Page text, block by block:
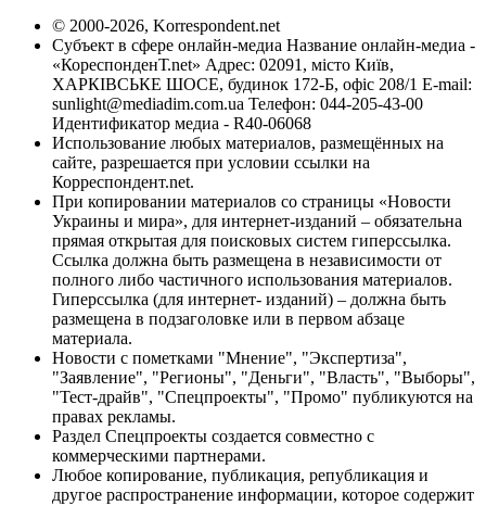
© 2000-2026, Korrespondent.net
Субъект в сфере онлайн-медиа Название онлайн-медиа -
«КореспонденТ.net» Адрес: 02091, місто Київ,
ХАРКІВСЬКЕ ШОСЕ, будинок 172-Б, офіс 208/1 E-mail:
sunlight@mediadim.com.ua Телефон: 044-205-43-00
Идентификатор медиа - R40-06068
Использование любых материалов, размещённых на
сайте, разрешается при условии ссылки на
Корреспондент.net.
При копировании материалов со страницы «Новости
Украины и мира», для интернет-изданий – обязательна
прямая открытая для поисковых систем гиперссылка.
Ссылка должна быть размещена в независимости от
полного либо частичного использования материалов.
Гиперссылка (для интернет- изданий) – должна быть
размещена в подзаголовке или в первом абзаце
материала.
Новости с пометками "Мнение", "Экспертиза",
"Заявление", "Регионы", "Деньги", "Власть", "Выборы",
"Тест-драйв", "Спецпроекты", "Промо" публикуются на
правах рекламы.
Раздел Спецпроекты создается совместно с
коммерческими партнерами.
Любое копирование, публикация, републикация и
другое распространение информации, которое содержит